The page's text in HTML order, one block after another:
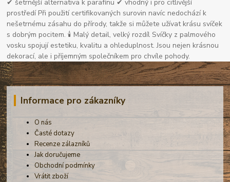
✔ šetrnější alternativa k parafínu ✔ vhodný i pro citlivější
prostředí Při použití certifikovaných surovin navíc nedochází k
nešetrnému zásahu do přírody, takže si můžete užívat krásu svíček
s dobrým pocitem. 🕯 Malý detail, velký rozdíl Svíčky z palmového
vosku spojují estetiku, kvalitu a ohleduplnost. Jsou nejen krásnou
dekorací, ale i příjemným společníkem pro chvíle pohody.
Informace pro zákazníky
O nás
Časté dotazy
Recenze zálazníků
Jak doručujeme
Obchodní podmínky
Vrátit zboží